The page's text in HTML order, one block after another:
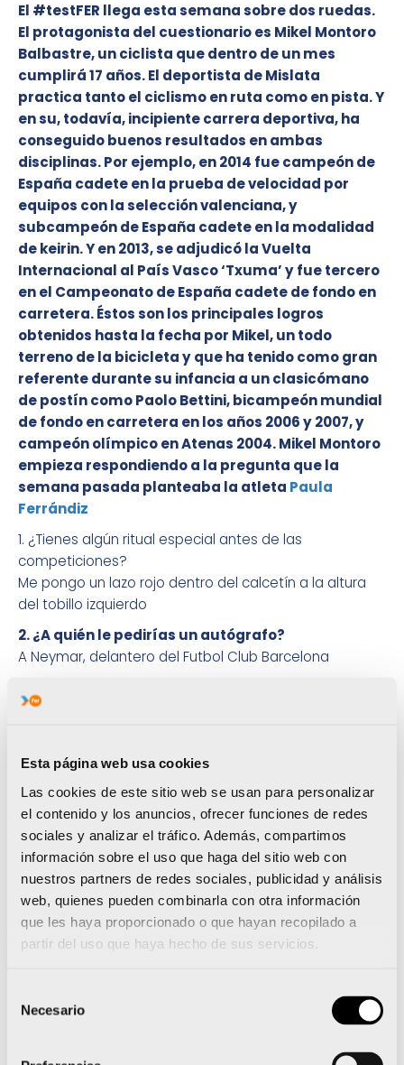
Esta página web usa cookies
Las cookies de este sitio web se usan para personalizar
el contenido y los anuncios, ofrecer funciones de redes
sociales y analizar el tráfico. Además, compartimos
información sobre el uso que haga del sitio web con
nuestros partners de redes sociales, publicidad y análisis
web, quienes pueden combinarla con otra información
que les haya proporcionado o que hayan recopilado a
partir del uso que haya hecho de sus servicios.
Necesario
El #testFER llega esta semana sobre dos ruedas.
El protagonista del cuestionario es Mikel Montoro
Balbastre, un ciclista que dentro de un mes
cumplirá 17 años. El deportista de Mislata
practica tanto el ciclismo en ruta como en pista. Y
en su, todavía, incipiente carrera deportiva, ha
conseguido buenos resultados en ambas
disciplinas. Por ejemplo, en 2014 fue campeón de
España cadete en la prueba de velocidad por
equipos con la selección valenciana, y
subcampeón de España cadete en la modalidad
de keirin. Y en 2013, se adjudicó la Vuelta
Internacional al País Vasco ‘Txuma’ y fue tercero
en el Campeonato de España cadete de fondo en
carretera. Éstos son los principales logros
obtenidos hasta la fecha por Mikel, un todo
terreno de la bicicleta y que ha tenido como gran
referente durante su infancia a un clasicómano
de postín como Paolo Bettini, bicampeón mundial
de fondo en carretera en los años 2006 y 2007, y
campeón olímpico en Atenas 2004. Mikel Montoro
empieza respondiendo a la pregunta que la
semana pasada planteaba la atleta Paula
Ferrándiz
1. ¿Tienes algún ritual especial antes de las
competiciones?
Me pongo un lazo rojo dentro del calcetín a la altura
del tobillo izquierdo
2. ¿A quién le pedirías un autógrafo?
A Neymar, delantero del Futbol Club Barcelona
París
El león
5. ¿Playa o montaña; invierno o verano?
Playa y verano. Me encanta el sol
6. Cuando viajas para competir, en tu maleta
nunca falta…
Un rosario que me regaló mi abuelo
7. ¿Eres supersticioso o tienes alguna manía
antes de las competiciones?
8. ¿Cine, lectura o música? ¿Qué tipo o género?